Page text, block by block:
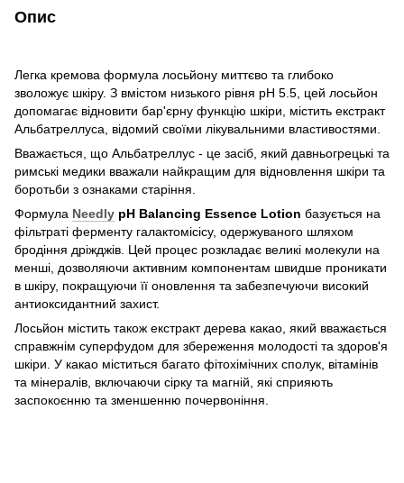
Опис
Легка кремова формула лосьйону миттєво та глибоко
зволожує шкіру. З вмістом низького рівня pH 5.5, цей лосьйон
допомагає відновити бар'єрну функцію шкіри, містить екстракт
Альбатреллуса, відомий своїми лікувальними властивостями.
Вважається, що Альбатреллус - це засіб, який давньогрецькі та
римські медики вважали найкращим для відновлення шкіри та
боротьби з ознаками старіння.
Формула Needly pH Balancing Essence Lotion базується на
фільтраті ферменту галактомісісу, одержуваного шляхом
бродіння дріжджів. Цей процес розкладає великі молекули на
менші, дозволяючи активним компонентам швидше проникати
в шкіру, покращуючи її оновлення та забезпечуючи високий
антиоксидантний захист.
Лосьйон містить також екстракт дерева какао, який вважається
справжнім суперфудом для збереження молодості та здоров'я
шкіри. У какао міститься багато фітохімічних сполук, вітамінів
та мінералів, включаючи сірку та магній, які сприяють
заспокоєнню та зменшенню почервоніння.